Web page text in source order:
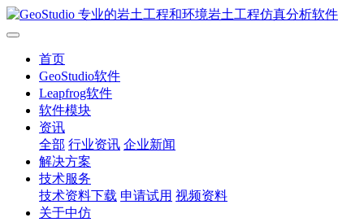
首页
GeoStudio软件
Leapfrog软件
软件模块
资讯
全部 行业资讯 企业新闻
解决方案
技术服务
技术资料下载 申请试用 视频资料
关于中仿